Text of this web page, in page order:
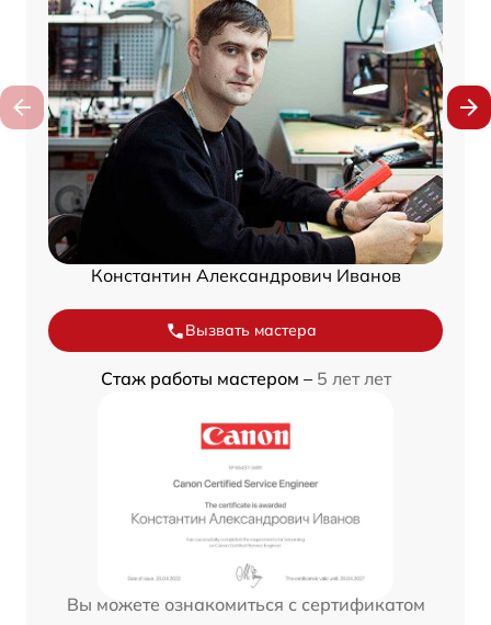
Константин Александрович Иванов
Вызвать мастера
Стаж работы мастером – 5 лет лет
Вы можете ознакомиться с сертификатом